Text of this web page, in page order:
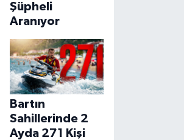
Şüpheli
Aranıyor
Bartın
Sahillerinde 2
Ayda 271 Kişi